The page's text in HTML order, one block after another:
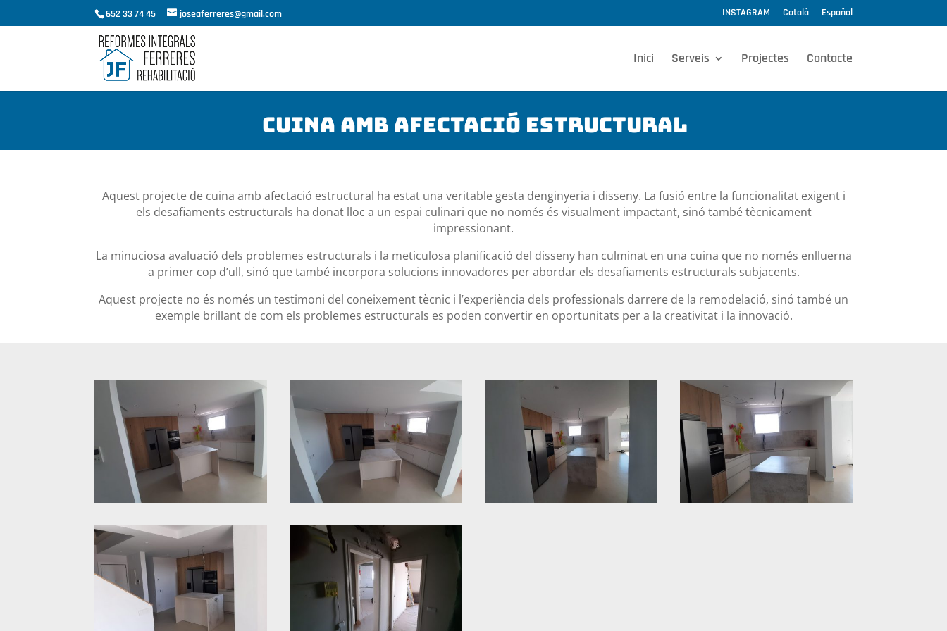
652 33 74 45 joseaferreres@gmail.com INSTAGRAM Català Español
Inici Serveis Projectes Contacte
Cuina amb afectació estructural
Aquest projecte de cuina amb afectació estructural ha estat una veritable gesta denginyeria i disseny. La fusió entre la funcionalitat exigent i
els desafiaments estructurals ha donat lloc a un espai culinari que no només és visualment impactant, sinó també tècnicament
impressionant.
La minuciosa avaluació dels problemes estructurals i la meticulosa planificació del disseny han culminat en una cuina que no només enlluerna
a primer cop d’ull, sinó que també incorpora solucions innovadores per abordar els desafiaments estructurals subjacents.
Aquest projecte no és només un testimoni del coneixement tècnic i l’experiència dels professionals darrere de la remodelació, sinó també un
exemple brillant de com els problemes estructurals es poden convertir en oportunitats per a la creativitat i la innovació.